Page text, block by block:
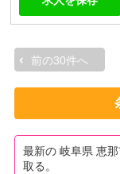
前の30件へ
最新の 岐阜県 恵
取る。